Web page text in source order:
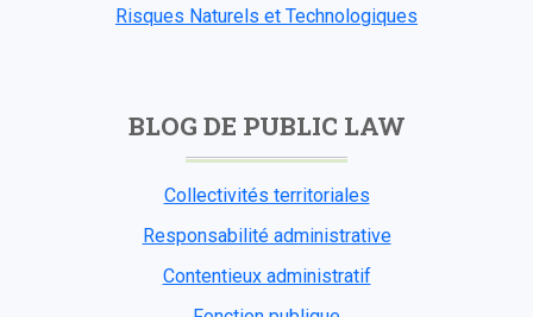
Risques Naturels et Technologiques
BLOG DE PUBLIC LAW
Collectivités territoriales
Responsabilité administrative
Contentieux administratif